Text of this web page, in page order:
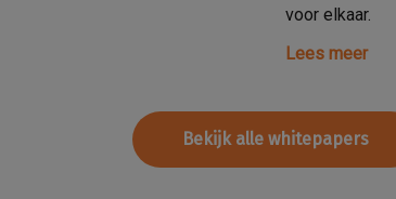
voor elkaar.
Lees meer
Bekijk alle whitepapers